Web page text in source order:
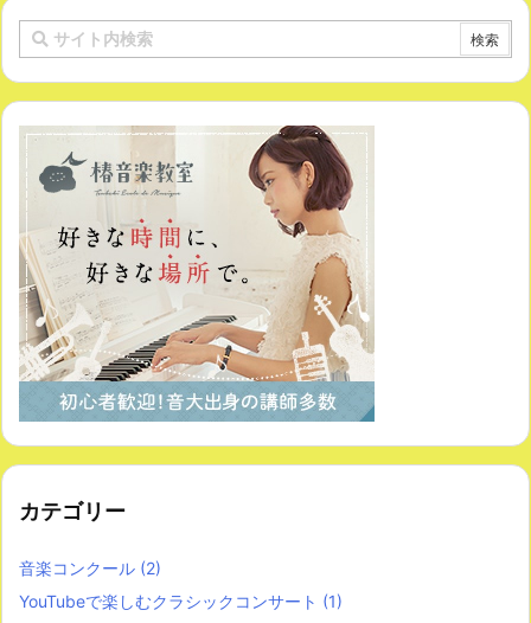
カテゴリー
音楽コンクール (2)
YouTubeで楽しむクラシックコンサート (1)